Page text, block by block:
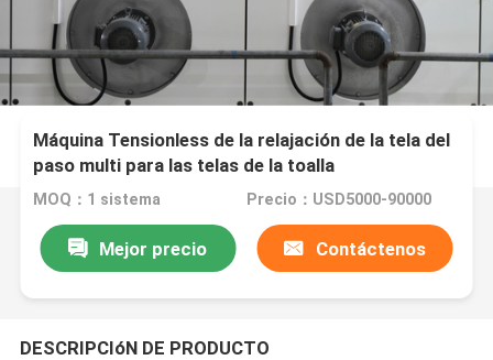
Máquina Tensionless de la relajación de la tela del
paso multi para las telas de la toalla
MOQ：1 sistema Precio：USD5000-90000
Mejor precio Contáctenos
DESCRIPCIóN DE PRODUCTO